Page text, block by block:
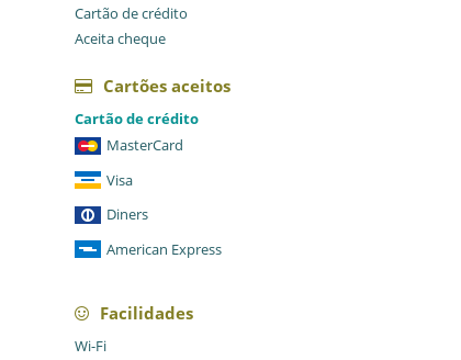
Cartão de crédito
Aceita cheque
Cartões aceitos
Cartão de crédito
MasterCard
Visa
Diners
American Express
Facilidades
Wi-Fi